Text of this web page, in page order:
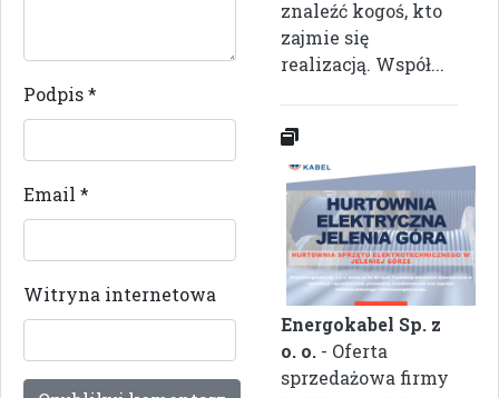
Podpis*
Email *
Witryna internetowa
znaleźć kogoś, kto
zajmie się
realizacją. Współ...
Energokabel Sp. z
o. o. - Oferta
sprzedażowa firmy